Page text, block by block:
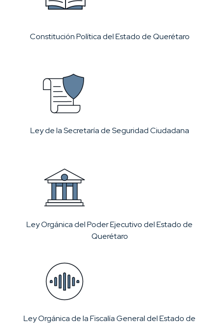
Constitución Política del Estado de Querétaro
Ley de la Secretaría de Seguridad Ciudadana
Ley Orgánica del Poder Ejecutivo del Estado de
Querétaro
Ley Orgánica de la Fiscalía General del Estado de